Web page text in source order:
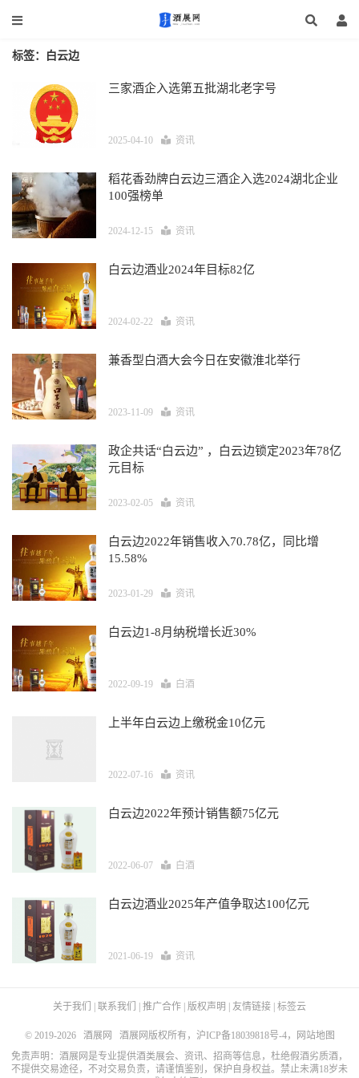
标签：白云边
三家酒企入选第五批湖北老字号
2025-04-10 资讯
稻花香劲牌白云边三酒企入选2024湖北企业
100强榜单
2024-12-15 资讯
白云边酒业2024年目标82亿
2024-02-22 资讯
兼香型白酒大会今日在安徽淮北举行
2023-11-09 资讯
政企共话“白云边” ，白云边锁定2023年78亿
元目标
2023-02-05 资讯
白云边2022年销售收入70.78亿，同比增
15.58%
2023-01-29 资讯
白云边1-8月纳税增长近30%
2022-09-19 白酒
上半年白云边上缴税金10亿元
2022-07-16 资讯
白云边2022年预计销售额75亿元
2022-06-07 白酒
白云边酒业2025年产值争取达100亿元
2021-06-19 资讯
关于我们 联系我们 推广合作 版权声明 友情链接 标签云
© 2019-2026 酒展网 酒展网版权所有， 沪ICP备18039818号-4，
网站地图
免责声明：酒展网是专业提供酒类展会、资讯、招商等信息，杜绝假酒劣质酒，
不提供交易途径，不对交易负责，请谨慎鉴别，保护自身权益。禁止未满18岁未